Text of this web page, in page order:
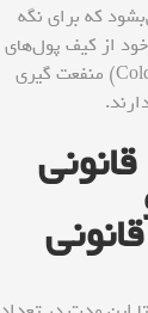
که برای نگه
از کیف پول‌های
سخت‌افزاری (Cold Wallets) منفعت گیری